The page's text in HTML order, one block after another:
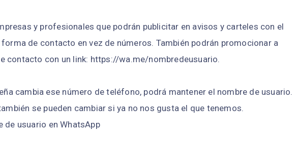
y profesionales que podrán publicitar en avisos y carteles con el
de contacto en vez de números. También podrán promocionar a
contacto con un link: https://wa.me/nombredeusuario.
cambia ese número de teléfono, podrá mantener el nombre de usuario.
se pueden cambiar si ya no nos gusta el que tenemos.
de usuario en WhatsApp